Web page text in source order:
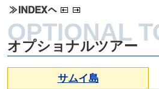
オプショナルツアー
サムイ島